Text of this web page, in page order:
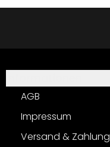
AGB
Impressum
Versand & Zahlung